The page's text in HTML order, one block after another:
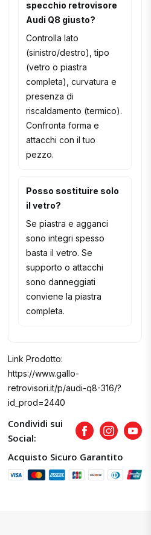
specchio retrovisore
Audi Q8 giusto?
Controlla lato
(sinistro/destro), tipo
(vetro o piastra
completa), curvatura e
presenza di
riscaldamento (termico).
Confronta forma e
attacchi con il tuo
pezzo.
Posso sostituire solo
il vetro?
Se piastra e agganci
sono integri spesso
basta il vetro. Se
supporto o attacchi
sono danneggiati
conviene la piastra
completa.
Link Prodotto:
https://www.gallo-
retrovisori.it/p/audi-q8-316/?
id_prod=2440
Condividi sui
Social:
FacebookInstagram
Acquisto Sicuro Garantito